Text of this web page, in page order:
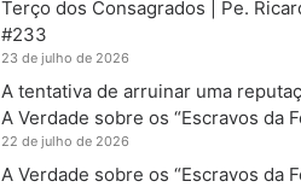
Terço dos Consagrados | Pe.
#233
23 de julho de 2026
A tentativa de arruinar uma
A Verdade sobre os “Escravos da
22 de julho de 2026
A Verdade sobre os “Escravos da